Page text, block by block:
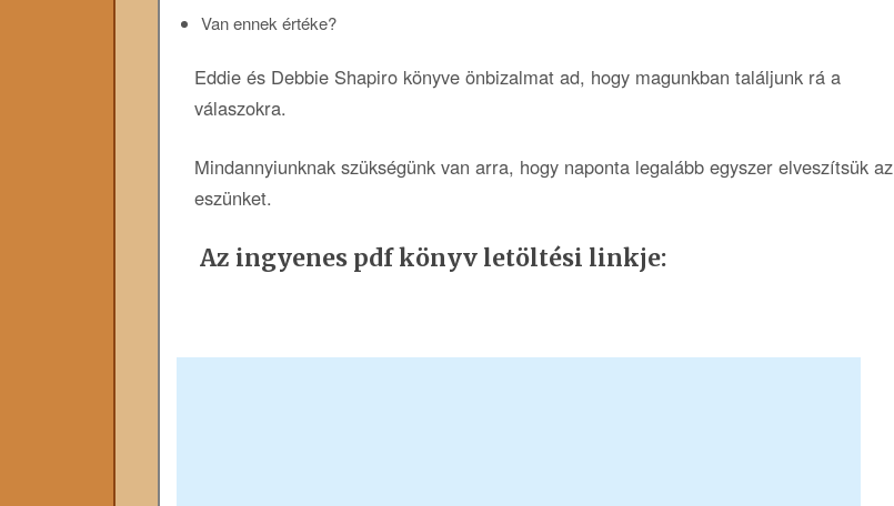
Van ennek értéke?
Eddie és Debbie Shapiro könyve önbizalmat ad, hogy magunkban találjunk rá a
válaszokra.
Mindannyiunknak szükségünk van arra, hogy naponta legalább egyszer elveszítsük az
eszünket.
Az ingyenes pdf könyv letöltési linkje: